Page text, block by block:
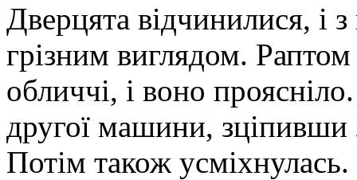
Дверцята відчинилися, і
грізним виглядом.
обличчі, і воно
другої машини, зціпивши
Потім також усміхнулась.